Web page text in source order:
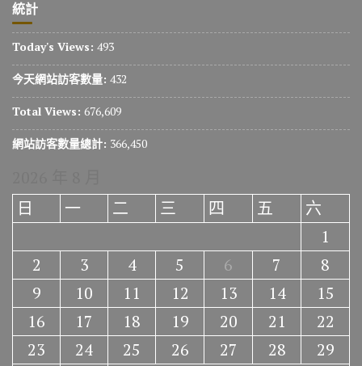
統計
Today's Views: 493
今天網站訪客數量: 432
Total Views: 676,609
網站訪客數量總計: 366,450
日
一 二 三 四 五
六
1
2
3 4 5 6 7
8
9
10 11 12 13 14
15
16
17 18 19 20 21
22
23
24 25 26 27 28
29